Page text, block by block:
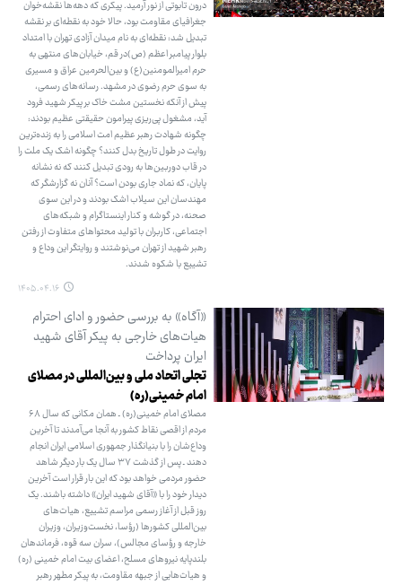
درون تابوتی از نور آرمید. پیکری که دهه‌ها نقشه‌خوان
جغرافیای مقاومت بود، حالا خود به نقطه‌ای بر نقشه
تبدیل شد: نقطه‌ای به نام میدان آزادی تهران با امتداد
بلوار پیامبر اعظم (ص)در قم،‌ خیابان‌های منتهی به
حرم امیرالمومنین(ع) و بین‌الحرمین عراق و مسیری
به سوی حرم رضوی در مشهد. رسانه‌های رسمی،
پیش از آنکه نخستین مشت خاک بر پیکر شهید فرود
آید، مشغول پی‌ریزی پیرامون حقیقتی عظیم بودند:
چگونه شهادت رهبر عظیم امت اسلامی را به زنده‌ترین
روایت در طول تاریخ بدل کنند؟ چگونه اشک یک ملت را
در قاب دوربین‌ها به رودی تبدیل کنند که نه نشانه
پایان، که نماد جاری بودن است؟ آنان نه گزارشگر که
مهندسان این سیلاب اشک بودند و در این سوی
صحنه، در گوشه و کنار اینستاگرام و شبکه‌های
اجتماعی، کاربران با تولید محتواهای متفاوت از رفتن
رهبر شهید از تهران می‌نوشتند و روایتگر این وداع و
تشییع با شکوه شدند.
۱۴۰۵.۰۴.۱۶
«آگاه» به بررسی حضور و ادای احترام
هیات‌های خارجی به پیکر آقای شهید
ایران پرداخت
تجلی اتحاد ملی و بین‌المللی در مصلای
امام خمینی(ره)
مصلای امام خمینی(ره) ـ همان مکانی که سال ۶۸
مردم از اقصی نقاط کشور به آنجا می‌آمدند تا آخرین
وداع‌شان را با بنیانگذار جمهوری اسلامی ایران انجام
دهند ـ پس از گذشت ۳۷ سال یک بار دیگر شاهد
حضور مردمی خواهد بود که این بار قرار است آخرین
دیدار خود را با «آقای شهید ایران» داشته باشند. یک
روز قبل از آغاز رسمی مراسم تشییع، هیات‌های
بین‌المللی کشورها (رؤسا، نخست‌وزیران، وزیران
خارجه و رؤسای مجالس)، سران سه قوه، فرماندهان
بلندپایه نیروهای مسلح، اعضای بیت امام خمینی (ره)
و هیات‌هایی از جبهه مقاومت، به پیکر مطهر رهبر